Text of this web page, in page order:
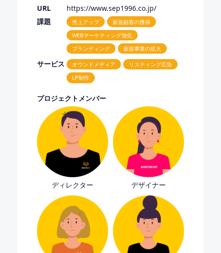
URL
https://www.sep1996.co.jp/
課題
売上アップ
新規顧客の獲得
WEBマーケティング強化
ブランディング
新規事業の拡大
サービス オウンドメディア
リスティング広告
LP制作
プロジェクトメンバー
ディレクター デザイナー